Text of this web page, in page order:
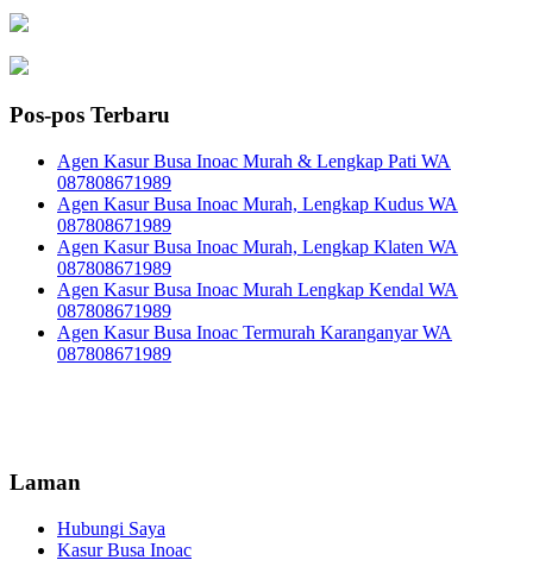
Pos-pos Terbaru
Agen Kasur Busa Inoac Murah & Lengkap Pati WA
087808671989
Agen Kasur Busa Inoac Murah, Lengkap Kudus WA
087808671989
Agen Kasur Busa Inoac Murah, Lengkap Klaten WA
087808671989
Agen Kasur Busa Inoac Murah Lengkap Kendal WA
087808671989
Agen Kasur Busa Inoac Termurah Karanganyar WA
087808671989
Laman
Hubungi Saya
Kasur Busa Inoac